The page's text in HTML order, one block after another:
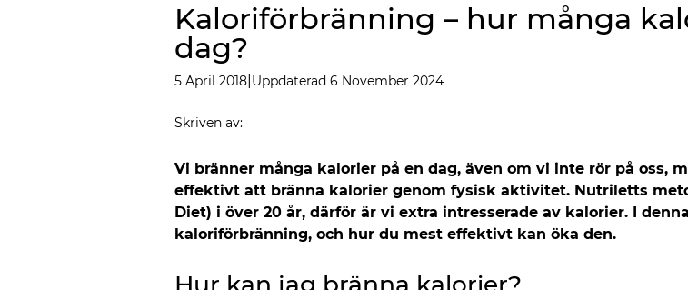
Kaloriförbränning – hur många
dag?
5 April 2018 Uppdaterad 6 November 2024
Skriven av:
Vi bränner många kalorier på en dag, även om vi inte rör på oss,
effektivt att bränna kalorier genom fysisk aktivitet. Nutriletts
Diet) i över 20 år, därför är vi extra intresserade av kalorier. I
kaloriförbränning, och hur du mest effektivt kan öka den.